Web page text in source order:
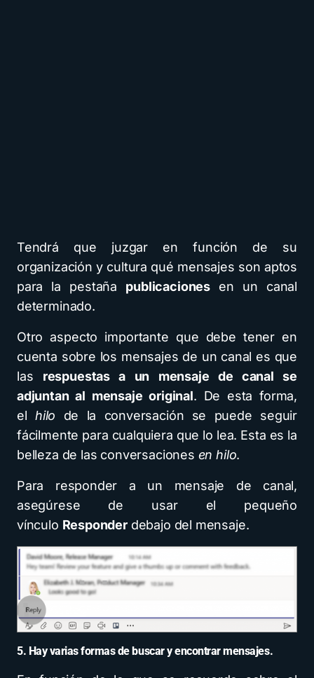
Tendrá que juzgar en función de su
organización y cultura qué mensajes son aptos
para la pestaña publicacionesen un canal
determinado.
Otro aspecto importante que debe tener en
cuenta sobre los mensajes de un canal es que
las respuestas a un mensaje de canal se
adjuntan al mensaje original. De esta forma,
el hilo de la conversación se puede seguir
fácilmente para cualquiera que lo lea. Esta es la
belleza de las conversaciones en hilo.
Para responder a un mensaje de canal,
asegúrese de usar el pequeño
vínculo Responderdebajo del mensaje.
5. Hay varias formas de buscar y encontrar mensajes.